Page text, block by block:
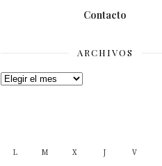
Contacto
ARCHIVOS
Archivos
L M X J V